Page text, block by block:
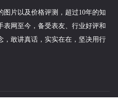
图片以及价格评测，超过10年的知
表网至今，备受表友、行业好评和
，敢讲真话，实实在在，坚决用行